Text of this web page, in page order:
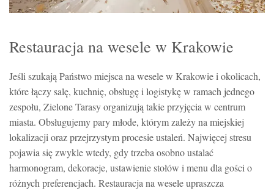
Restauracja na wesele w Krakowie
Jeśli szukają Państwo miejsca na wesele w Krakowie i okolicach,
które łączy salę, kuchnię, obsługę i logistykę w ramach jednego
zespołu, Zielone Tarasy organizują takie przyjęcia w centrum
miasta. Obsługujemy pary młode, którym zależy na miejskiej
lokalizacji oraz przejrzystym procesie ustaleń. Najwięcej stresu
pojawia się zwykle wtedy, gdy trzeba osobno ustalać
harmonogram, dekoracje, ustawienie stołów i menu dla gości o
różnych preferencjach. Restauracja na wesele upraszcza